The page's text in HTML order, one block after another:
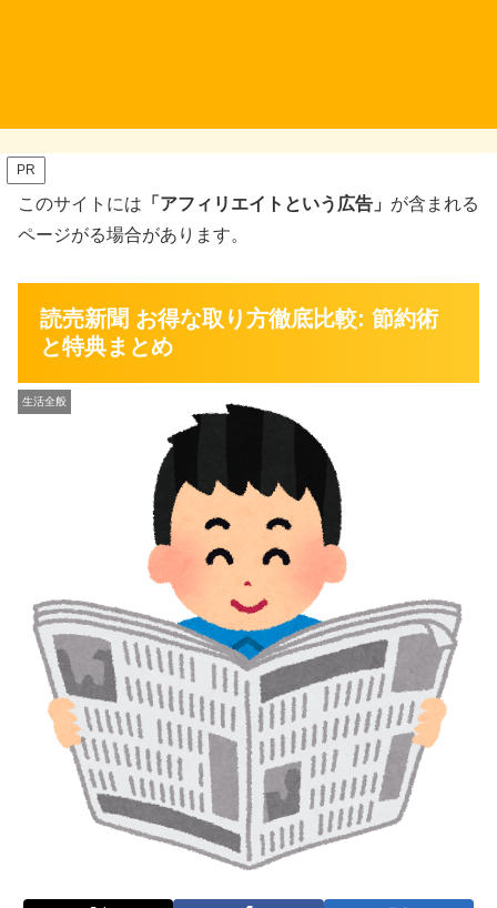
PR
このサイトには 「アフィリエイトという広告」 が含まれる
ページがる場合があります。
読売新聞 お得な取り方徹底比較: 節約術
と特典まとめ
生活全般